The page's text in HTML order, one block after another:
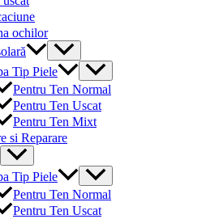
ochilor
Menu
Toggle
Tip Piele
Menu
Toggle
Pentru Ten Normal
Pentru Ten Uscat
Pentru Ten Mixt
si Reparare
Menu
Toggle
Tip Piele
Menu
Toggle
Pentru Ten Normal
Pentru Ten Uscat